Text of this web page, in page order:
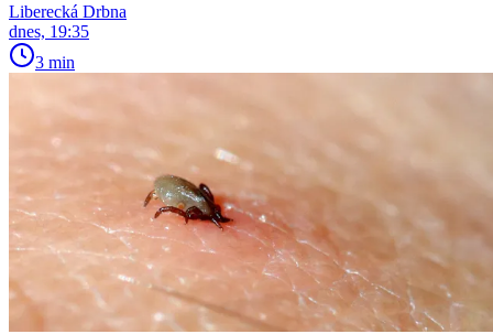
Liberecká Drbna
dnes, 19:35
3 min